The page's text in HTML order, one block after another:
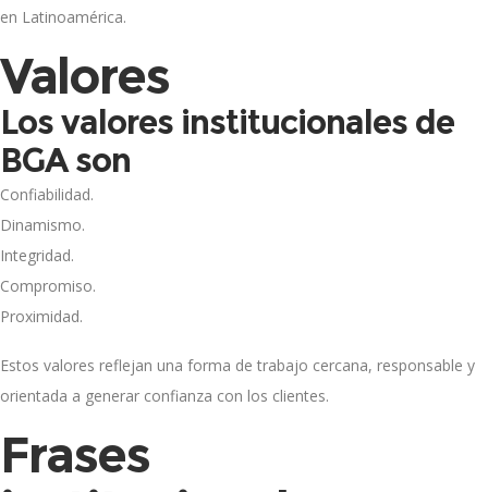
en Latinoamérica.
Valores
Los valores institucionales de
BGA son
Confiabilidad.
Dinamismo.
Integridad.
Compromiso.
Proximidad.
Estos valores reflejan una forma de trabajo cercana, responsable y
orientada a generar confianza con los clientes.
Frases